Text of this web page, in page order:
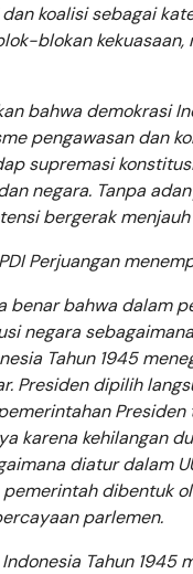
koalisi sebagai
blokan
bahwa demokrasi
pengawasan dan
supremasi
negara. Tanpa
bergerak
Perjuangan
benar bahwa dalam
negara
Tahun 1945
Presiden dipilih
karena kehilangan
diatur dalam
dibentuk
parlemen.
Indonesia Tahun